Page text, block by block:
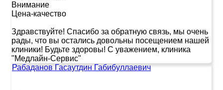
Внимание
Цена-качество
Здравствуйте! Спасибо за обратную связь, мы очень
рады, что вы остались довольны посещением нашей
клиники! Будьте здоровы! С уважением, клиника
"Медлайн-Сервис"
Рабаданов Гасаутдин Габибуллаевич